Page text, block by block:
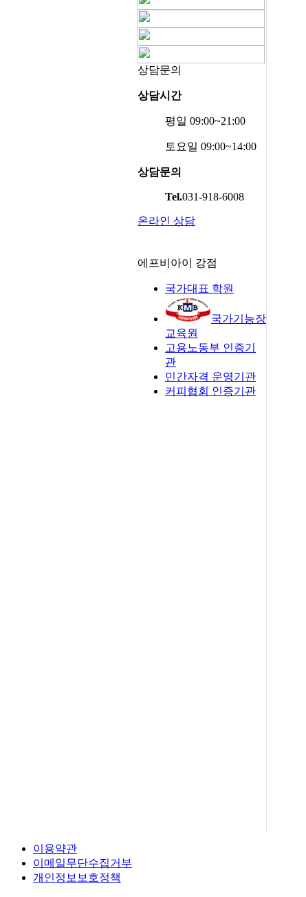
상담문의
상담시간
평일 09:00~21:00
토요일 09:00~14:00
상담문의
Tel.031-918-6008
온라인 상담
에프비아이 강점
국가대표 학원
국가기능장
교육원
고용노동부 인증기
관
민간자격 운영기관
커피협회 인증기관
이용약관
이메일무단수집거부
개인정보보호정책